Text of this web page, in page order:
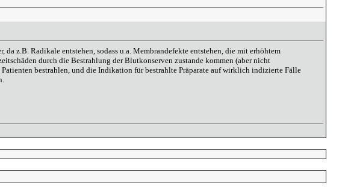
z.B. Radikale entstehen, sodass u.a. Membrandefekte entstehen, die mit erhöhtem
durch die Bestrahlung der Blutkonserven zustande kommen (aber nicht
bestrahlen, und die Indikation für bestrahlte Präparate auf wirklich indizierte Fälle